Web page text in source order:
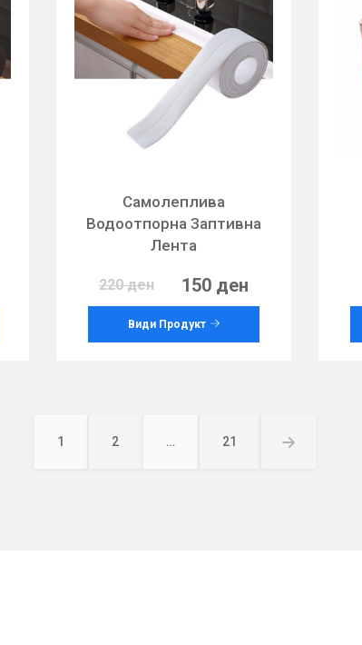
Самолеплива
Водоотпорна Заптивна
Лента
220 ден 150 ден
Види Продукт
pagination
1
2
…
21